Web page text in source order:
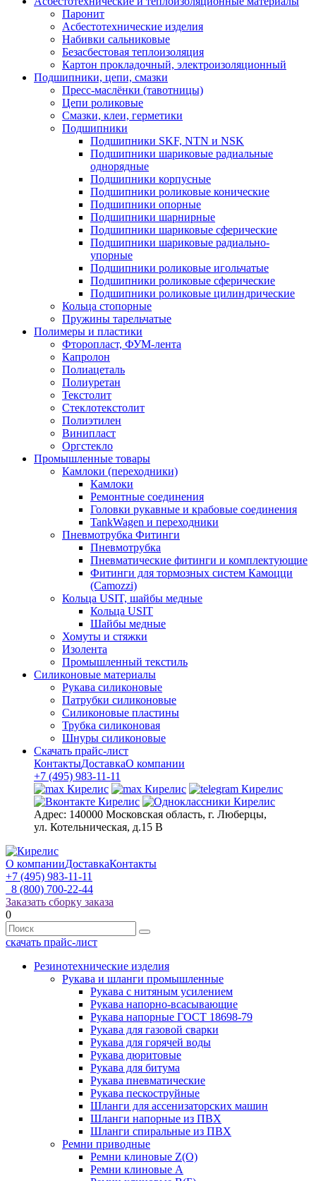
Паронит
Асбестотехнические изделия
Набивки сальниковые
Безасбестовая теплоизоляция
Картон прокладочный, электроизоляционный
Подшипники, цепи, смазки
Пресс-маслёнки (тавотницы)
Цепи роликовые
Смазки, клеи, герметики
Подшипники
Подшипники SKF, NTN и NSK
Подшипники шариковые радиальные
однорядные
Подшипники корпусные
Подшипники роликовые конические
Подшипники опорные
Подшипники шарнирные
Подшипники шариковые сферические
Подшипники шариковые радиально-
упорные
Подшипники роликовые игольчатые
Подшипники роликовые сферические
Подшипники роликовые цилиндрические
Кольца стопорные
Пружины тарельчатые
Полимеры и пластики
Фторопласт, ФУМ-лента
Капролон
Полиацеталь
Полиуретан
Текстолит
Стеклотекстолит
Полиэтилен
Винипласт
Оргстекло
Промышленные товары
Камлоки (переходники)
Камлоки
Ремонтные соединения
Головки рукавные и крабовые соединения
TankWagen и переходники
Пневмотрубка Фитинги
Пневмотрубка
Пневматические фитинги и комплектующие
Фитинги для тормозных систем Камоцци
(Camozzi)
Кольца USIT, шайбы медные
Кольца USIT
Шайбы медные
Хомуты и стяжки
Изолента
Промышленный текстиль
Силиконовые материалы
Рукава силиконовые
Патрубки силиконовые
Силиконовые пластины
Трубка силиконовая
Шнуры силиконовые
Скачать прайс-лист
КонтактыДоставкаО компании
+7 (495) 983-11-11
Адрес: 140000 Московская область, г. Люберцы,
ул. Котельническая, д.15 В
О компанииДоставкаКонтакты
+7 (495) 983-11-11
8 (800) 700-22-44
Заказать сборку заказа
0
скачать прайс-лист
Резинотехнические изделия
Рукава и шланги промышленные
Рукава с нитяным усилением
Рукава напорно-всасывающие
Рукава напорные ГОСТ 18698-79
Рукава для газовой сварки
Рукава для горячей воды
Рукава дюритовые
Рукава для битума
Рукава пневматические
Рукава пескоструйные
Шланги для ассенизаторских машин
Шланги напорные из ПВХ
Шланги спиральные из ПВХ
Ремни приводные
Ремни клиновые Z(О)
Ремни клиновые А